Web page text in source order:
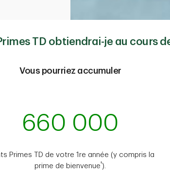
TD obtiendrai-je au cours
Vous pourriez accumuler
660 000
Primes TD de votre 1re année (y compris la
prime de bienvenue†).